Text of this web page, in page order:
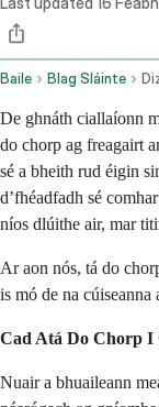
Baile Blag Sláinte
De ghnáth ciallaíonn
do chorp ag freagairt
sé a bheith rud éigin
d’fhéadfadh sé
níos dlúithe air, mar
Ar aon nós, tá do
is mó de na
Cad Atá Do Chorp I
Nuair a bhuaileann